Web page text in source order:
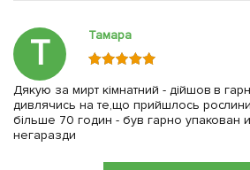
Т Тамара
Дякую за мирт кімнатний - дійшов в
дивлячись на те,що прийшлось
більше 70 годин - був гарно упакован
негаразди